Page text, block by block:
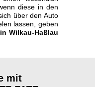
diese in den
über den Auto
lassen, geben
Wilkau-Haßlau
mit